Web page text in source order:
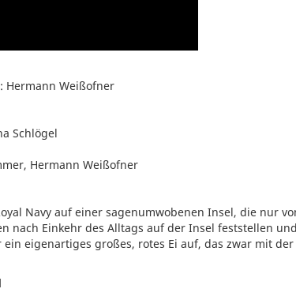
: Hermann Weißofner
Schlögel
Hermann Weißofner
Navy auf einer sagenumwobenen Insel, die nur
nach Einkehr des Alltags auf der Insel feststellen
eigenartiges großes, rotes Ei auf, das zwar mit